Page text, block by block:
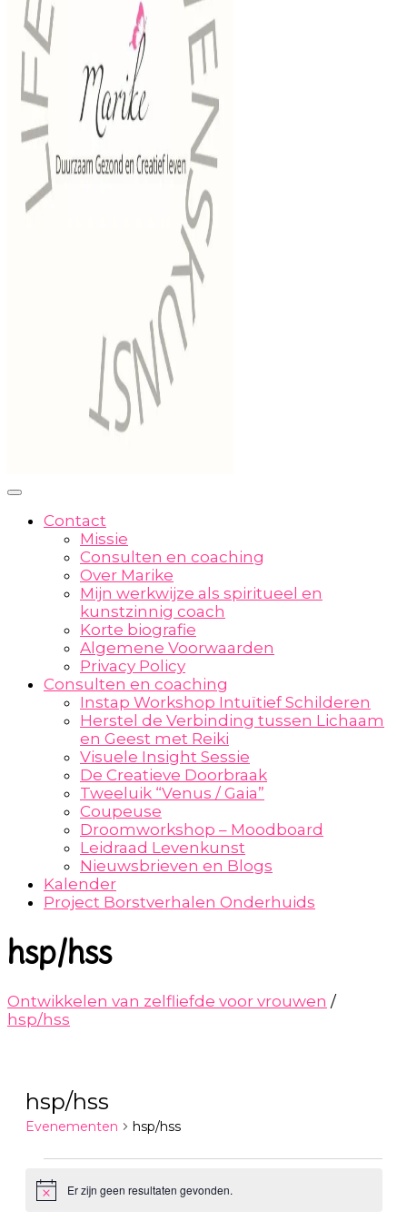
Contact
Missie
Consulten en coaching
Over Marike
Mijn werkwijze als spiritueel en
kunstzinnig coach
Korte biografie
Algemene Voorwaarden
Privacy Policy
Consulten en coaching
Instap Workshop Intuïtief Schilderen
Herstel de Verbinding tussen Lichaam
en Geest met Reiki
Visuele Insight Sessie
De Creatieve Doorbraak
Tweeluik “Venus / Gaia”
Coupeuse
Droomworkshop – Moodboard
Leidraad Levenkunst
Nieuwsbrieven en Blogs
Kalender
Project Borstverhalen Onderhuids
hsp/hss
Ontwikkelen van zelfliefde voor vrouwen /
hsp/hss
hsp/hss
Evenementen hsp/hss
Evenementen
BerichtEr zijn geen resultaten gevonden.